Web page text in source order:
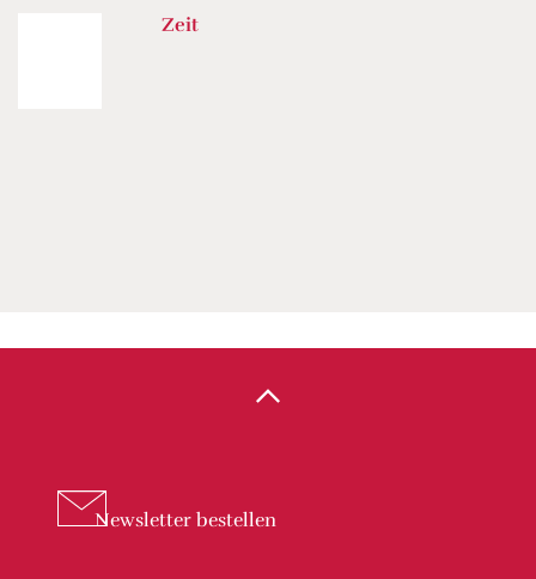
Zeit
Newsletter bestellen